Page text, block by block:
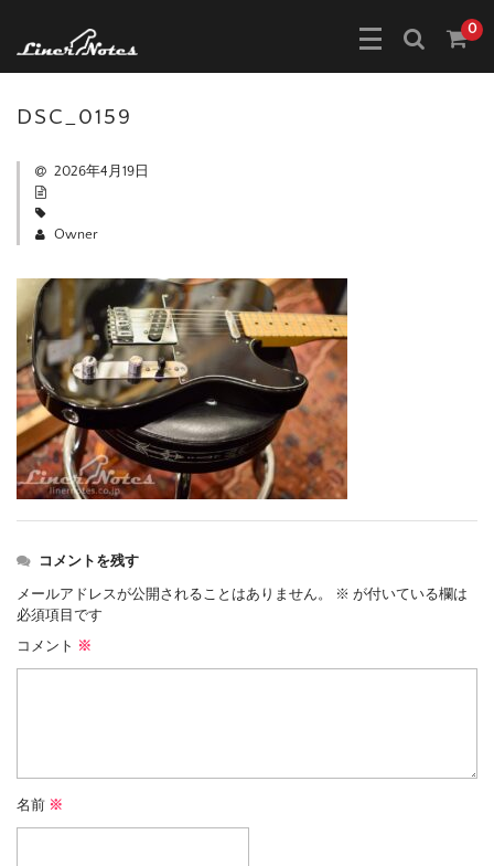
0
DSC_0159
2026年4月19日
Owner
コメントを残す
メールアドレスが公開されることはありません。 ※ が付いている欄は
必須項目です
コメント ※
名前 ※